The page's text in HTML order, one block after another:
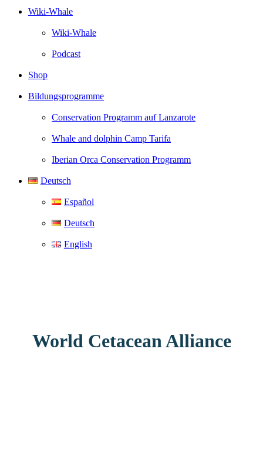
Wiki-Whale
Wiki-Whale
Podcast
Shop
Bildungsprogramme
Conservation Programm auf Lanzarote
Whale and dolphin Camp Tarifa
Iberian Orca Conservation Programm
Deutsch
Español
Deutsch
English
World Cetacean Alliance